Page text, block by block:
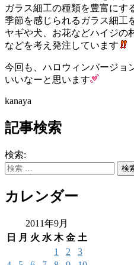
ガラス細工の種類を豊富にす
季節を感じられるガラス細工
ヤギや犬、お花などハイジの
などを考え発注しています
今回も、ハロウィンバージョ
いいなーと思います
kanaya
記事検索
検索:
カレンダー
2011年9月
日
月 火 水 木 金 土
1 2
3